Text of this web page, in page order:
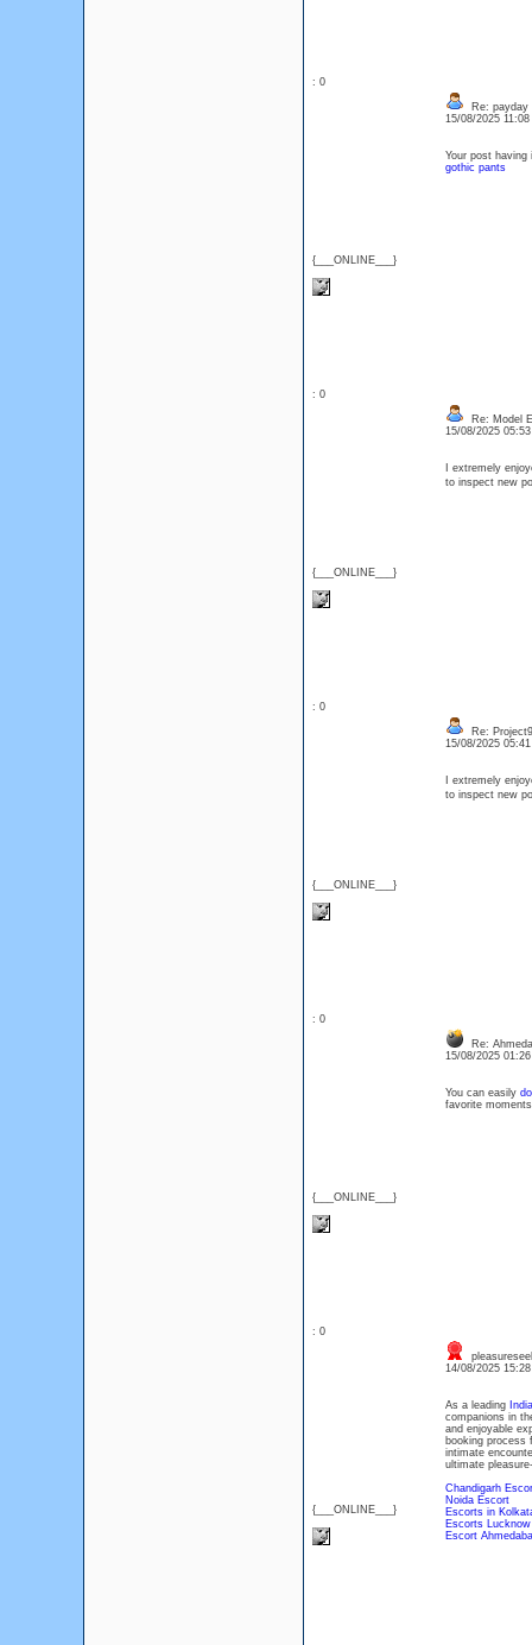
: 0
{___ONLINE___}
Re: payday
15/08/2025
Your post
gothic pants
: 0
{___ONLINE___}
Re: Model
15/08/2025
I extremely
to inspect new
: 0
{___ONLINE___}
Re:
15/08/2025
I extremely
to inspect new
: 0
{___ONLINE___}
Re:
15/08/2025
You can easily
favorite
: 0
{___ONLINE___}
14/08/2025
As a leading
companions in
and enjoyable
booking process
intimate
ultimate
Chandigarh
Noida Escort
Escorts in
Escorts Lucknow
Escort